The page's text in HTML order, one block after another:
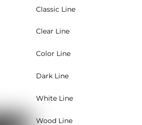
Top
Classic Line
Clear Line
Color Line
Dark Line
White Line
Wood Line